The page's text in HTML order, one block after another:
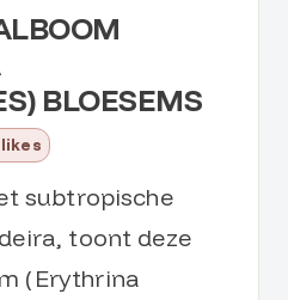
BLOESEMS
likes
subtropische
toont deze
(Erythrina